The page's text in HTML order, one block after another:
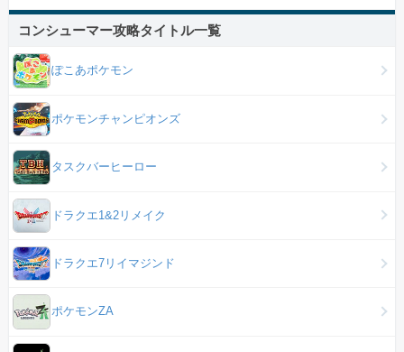
コンシューマー攻略タイトル一覧
ぽこあポケモン
ポケモンチャンピオンズ
タスクバーヒーロー
ドラクエ1&2リメイク
ドラクエ7リイマジンド
ポケモンZA